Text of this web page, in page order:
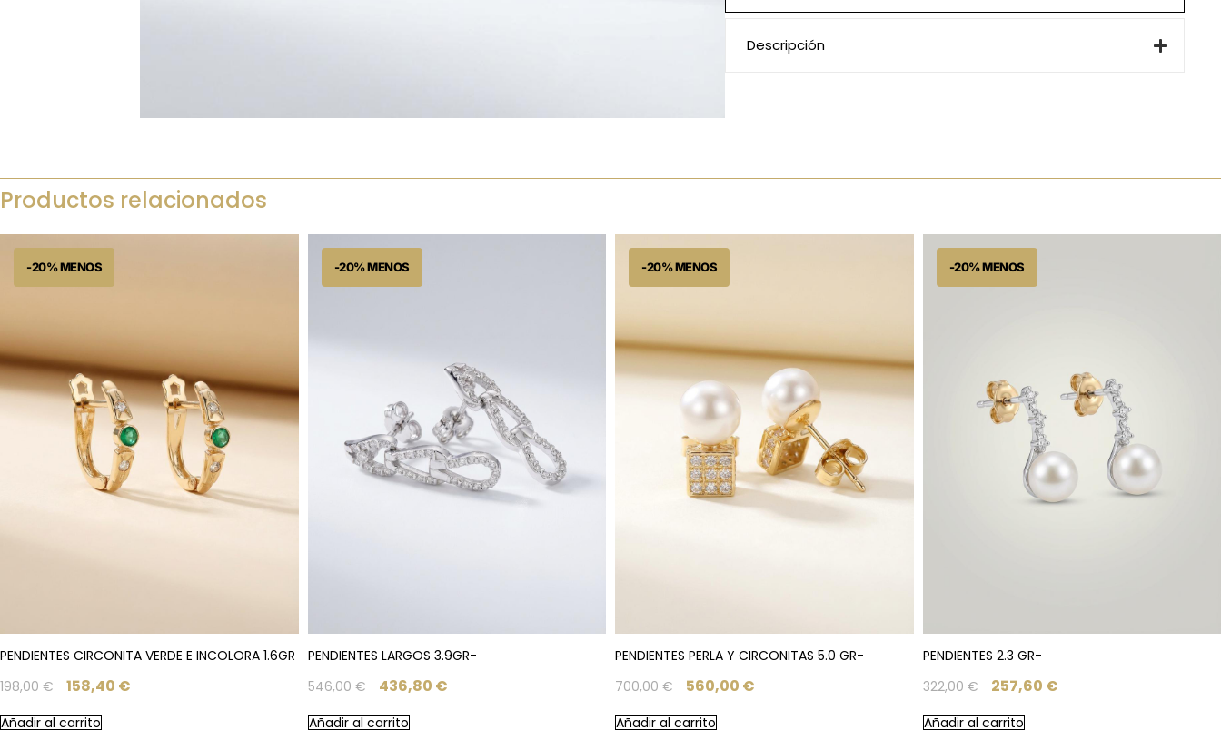
Descripción
Productos relacionados
PENDIENTES CIRCONITA VERDE E INCOLORA 1.6GR
198,00 € 158,40 €
Añadir al carrito
PENDIENTES LARGOS 3.9GR-
546,00 € 436,80 €
Añadir al carrito
PENDIENTES PERLA Y CIRCONITAS 5.0 GR-
700,00 € 560,00 €
Añadir al carrito
PENDIENTES 2.3 GR-
322,00 € 257,60 €
Añadir al carrito